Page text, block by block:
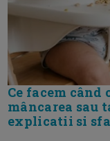
Ce facem
mâncarea sau
explicatii si